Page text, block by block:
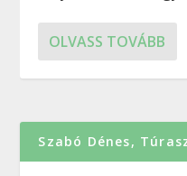
OLVASS TOVÁBB
Szabó Dénes,